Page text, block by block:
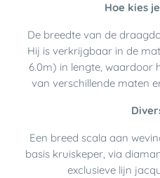
Hoe kies
De breedte van de
Hij is verkrijgbaar in de
6.0m) in lengte, waardoor
van verschillende maten
Een breed scala aan
basis kruiskeper, via
exclusieve lijn